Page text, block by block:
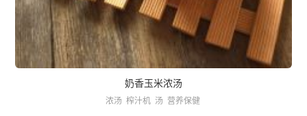
奶香玉米浓汤
浓汤 榨汁机 汤 营养保健